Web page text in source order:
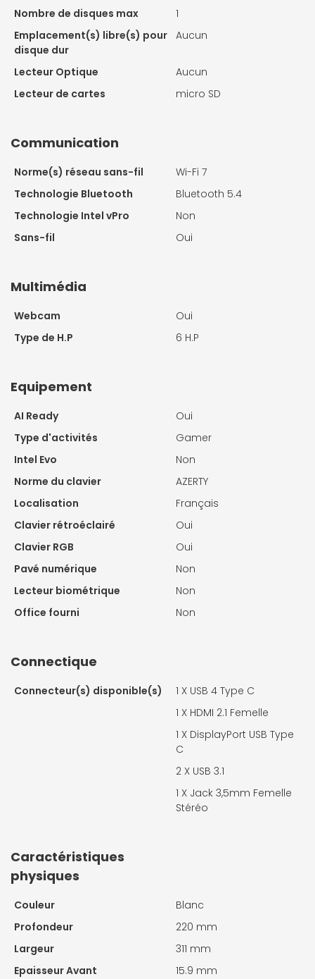
Nombre de disques max
1
Emplacement(s) libre(s) pour
disque dur
Aucun
Lecteur Optique
Aucun
Lecteur de cartes
micro SD
Communication
Norme(s) réseau sans-fil
Wi-Fi 7
Technologie Bluetooth
Bluetooth 5.4
Technologie Intel vPro
Non
Sans-fil
Oui
Multimédia
Webcam
Oui
Type de H.P
6 H.P
Equipement
AI Ready
Oui
Type d'activités
Gamer
Intel Evo
Non
Norme du clavier
AZERTY
Localisation
Français
Clavier rétroéclairé
Oui
Clavier RGB
Oui
Pavé numérique
Non
Lecteur biométrique
Non
Office fourni
Non
Connectique
Connecteur(s) disponible(s) 1 X USB 4 Type C
1 X HDMI 2.1 Femelle
1 X DisplayPort USB Type
C
2 X USB 3.1
1 X Jack 3,5mm Femelle
Stéréo
Caractéristiques
physiques
Couleur
Blanc
Profondeur
220 mm
Largeur
311 mm
Epaisseur Avant
15.9 mm